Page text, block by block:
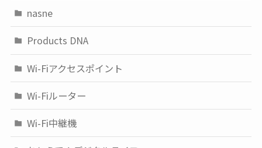
nasne
Products DNA
Wi-Fiアクセスポイント
Wi-Fiルーター
Wi-Fi中継機